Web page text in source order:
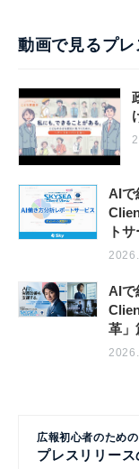
動画で見るプ
AIで
ト
AIで
革」
広報初心者のための
プレスリリー